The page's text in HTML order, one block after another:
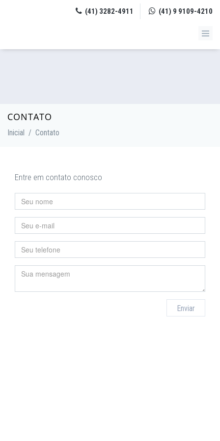
(41) 3282-4911 (41) 9 9109-4210
CONTATO
Inicial / Contato
Entre em contato conosco
Enviar